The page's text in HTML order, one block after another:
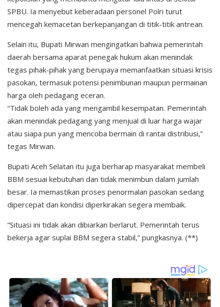
SPBU. Ia menyebut keberadaan personel Polri turut
mencegah kemacetan berkepanjangan di titik-titik antrean.
Selain itu, Bupati Mirwan mengingatkan bahwa pemerintah
daerah bersama aparat penegak hukum akan menindak
tegas pihak-pihak yang berupaya memanfaatkan situasi krisis
pasokan, termasuk potensi penimbunan maupun permainan
harga oleh pedagang eceran.
“Tidak boleh ada yang mengambil kesempatan. Pemerintah
akan menindak pedagang yang menjual di luar harga wajar
atau siapa pun yang mencoba bermain di rantai distribusi,”
tegas Mirwan.
Bupati Aceh Selatan itu juga berharap masyarakat membeli
BBM sesuai kebutuhan dan tidak menimbun dalam jumlah
besar. Ia memastikan proses penormalan pasokan sedang
dipercepat dan kondisi diperkirakan segera membaik.
“Situasi ini tidak akan dibiarkan berlarut. Pemerintah terus
bekerja agar suplai BBM segera stabil,” pungkasnya. (**)